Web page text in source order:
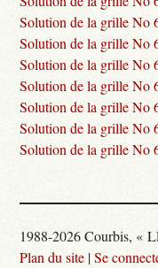
Solution de la grille No
Solution de la grille No
Solution de la grille No
Solution de la grille No
Solution de la grille No
Solution de la grille No
Solution de la grille No
1988-2026 Courbis, «
Plan du site |Se